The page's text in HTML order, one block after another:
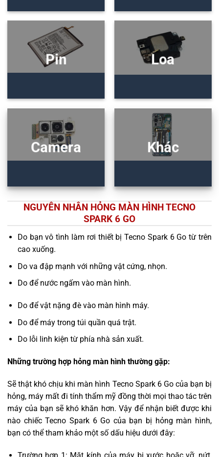
Pin Loa
Camera Khác
NGUYÊN NHÂN HỎNG MÀN HÌNH TECNO
SPARK 6 GO
Do bạn vô tình làm rơi thiết bị Tecno Spark 6 Go từ trên
cao xuống.
Do va đập mạnh với những vật cứng, nhọn.
Do để nước ngấm vào màn hình.
Do để vật nặng đè vào màn hình máy.
Do để máy trong túi quần quá trật.
Do lỗi linh kiện từ phía nhà sản xuất.
Những trường hợp hỏng màn hình thường gặp:
Sẽ thật khó chịu khi màn hình Tecno Spark 6 Go của bạn bị
hỏng, máy mất đi tính thẩm mỹ đồng thời mọi thao tác trên
máy của bạn sẽ khó khăn hơn. Vậy để nhận biết được khi
nào chiếc Tecno Spark 6 Go của bạn bị hỏng màn hình,
bạn có thể tham khảo một số dấu hiệu dưới đây:
Trường hợp 1: Mặt kính của máy bị xước hoặc vỡ, nứt,